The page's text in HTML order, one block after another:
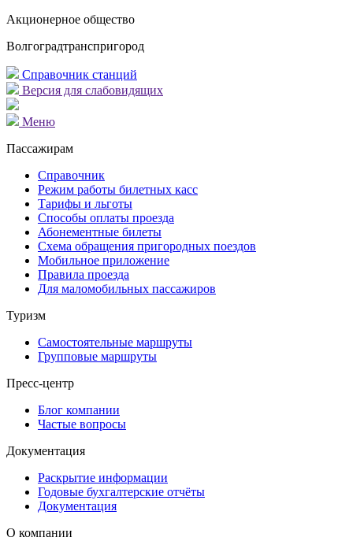
Акционерное общество
Волгоградтранспригород
Справочник станций
Версия для слабовидящих
Меню
Пассажирам
Справочник
Режим работы билетных касс
Тарифы и льготы
Способы оплаты проезда
Абонементные билеты
Схема обращения пригородных поездов
Мобильное приложение
Правила проезда
Для маломобильных пассажиров
Туризм
Самостоятельные маршруты
Групповые маршруты
Пресс-центр
Блог компании
Частые вопросы
Документация
Раскрытие информации
Годовые бухгалтерские отчёты
Документация
О компании